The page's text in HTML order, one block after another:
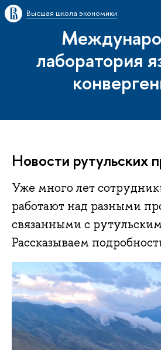
Высшая школа экономики
лаборатория
Новости рутульских
Уже много лет
работают над разными
связанными с
Рассказываем